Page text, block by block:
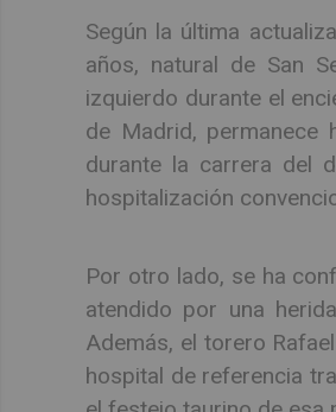
Según la última
años, natural de San
izquierdo durante el
de Madrid, permanece
durante la carrera del
hospitalización
Por otro lado, se ha
atendido por una
Además, el torero
hospital de referencia